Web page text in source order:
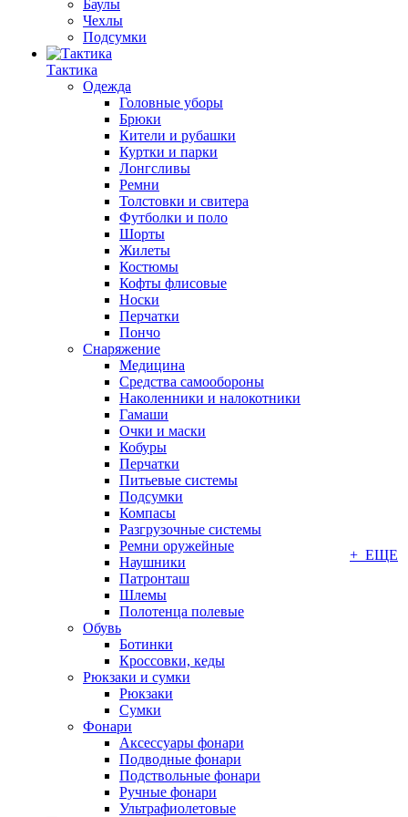
Баулы
Чехлы
Подсумки
Тактика
Одежда
Головные уборы
Брюки
Кители и рубашки
Куртки и парки
Лонгсливы
Ремни
Толстовки и свитера
Футболки и поло
Шорты
Жилеты
Костюмы
Кофты флисовые
Носки
Перчатки
Пончо
Снаряжение
Медицина
Средства самообороны
Наколенники и налокотники
Гамаши
Очки и маски
Кобуры
Перчатки
Питьевые системы
Подсумки
Компасы
Разгрузочные системы
Ремни оружейные
Наушники
Патронташ
Шлемы
Полотенца полевые
Обувь
Ботинки
Кроссовки, кеды
Рюкзаки и сумки
Рюкзаки
Сумки
Фонари
Аксессуары фонари
Подводные фонари
Подствольные фонари
Ручные фонари
Ультрафиолетовые
+ ЕЩЕ